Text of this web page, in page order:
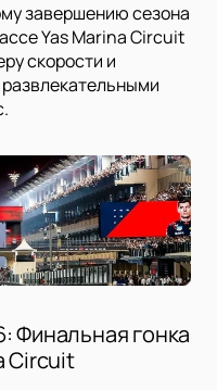
завершению сезона
Yas Marina Circuit
скорости и
Финальная гонка
Circuit